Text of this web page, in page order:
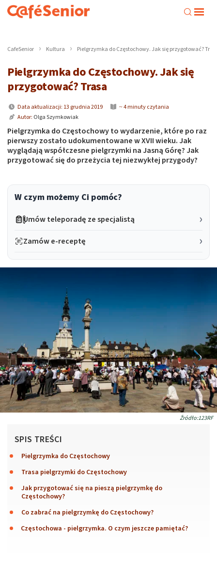
CafeSenior Kultura Pielgrzymka do Częstochowy. Jak się przygotować?
Pielgrzymka do Częstochowy. Jak się
przygotować? Trasa
Data aktualizacji: 13 grudnia 2019
~ 4 minuty czytania
Autor: Olga Szymkowiak
Pielgrzymka do Częstochowy to wydarzenie, które po raz
pierwszy zostało udokumentowane w XVII wieku. Jak
wyglądają współczesne pielgrzymki na Jasną Górę? Jak
przygotować się do przeżycia tej niezwykłej przygody?
W czym możemy Ci pomóc?
Umów teleporadę ze specjalistą
Zamów e-receptę
Źródło:123RF
SPIS TREŚCI
Pielgrzymka do Częstochowy
Trasa pielgrzymki do Częstochowy
Jak przygotować się na pieszą pielgrzymkę do
Częstochowy?
Co zabrać na pielgrzymkę do Częstochowy?
Częstochowa - pielgrzymka. O czym jeszcze pamiętać?